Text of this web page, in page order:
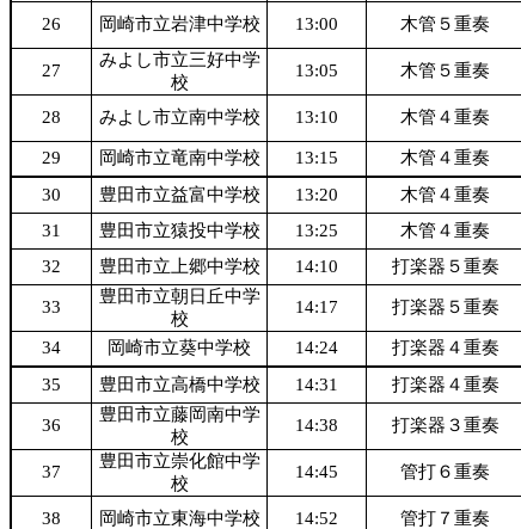
26 岡崎市立岩津中学校 13:00 木管５重奏
27
みよし市立三好中学
校
13:05 木管５重奏
28 みよし市立南中学校 13:10 木管４重奏
29 岡崎市立竜南中学校 13:15 木管４重奏
30
豊田市立益富中学校 13:20 木管４重奏
31
豊田市立猿投中学校 13:25 木管４重奏
32
豊田市立上郷中学校 14:10 打楽器５重奏
33
豊田市立朝日丘中学
校
14:17 打楽器５重奏
34 岡崎市立葵中学校 14:24 打楽器４重奏
35
豊田市立高橋中学校 14:31 打楽器４重奏
36
豊田市立藤岡南中学
校
14:38 打楽器３重奏
37
豊田市立崇化館中学
校
14:45 管打６重奏
38 岡崎市立東海中学校 14:52 管打７重奏